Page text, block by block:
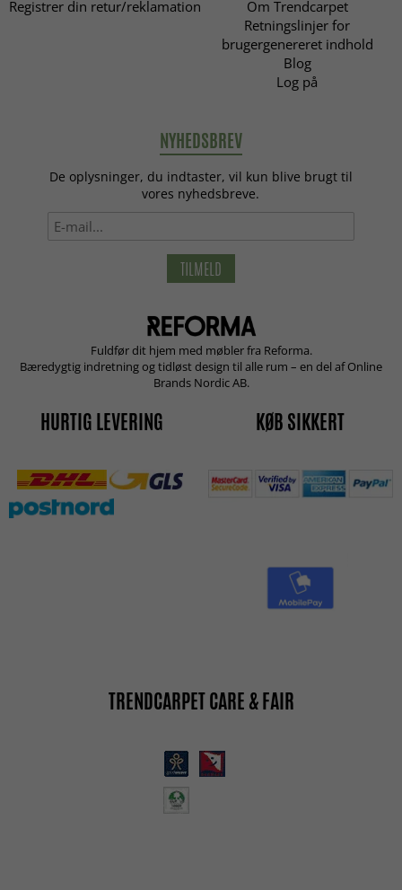
Registrer din retur/reklamation
Om Trendcarpet
Retningslinjer for
brugergenereret indhold
Blog
Log på
NYHEDSBREV
De oplysninger, du indtaster, vil kun blive brugt til
vores nyhedsbreve.
TILMELD
Fuldfør dit hjem med møbler fra Reforma.
Bæredygtig indretning og tidløst design til alle rum – en del af Online
Brands Nordic AB.
HURTIG LEVERING KØB SIKKERT
TRENDCARPET CARE & FAIR